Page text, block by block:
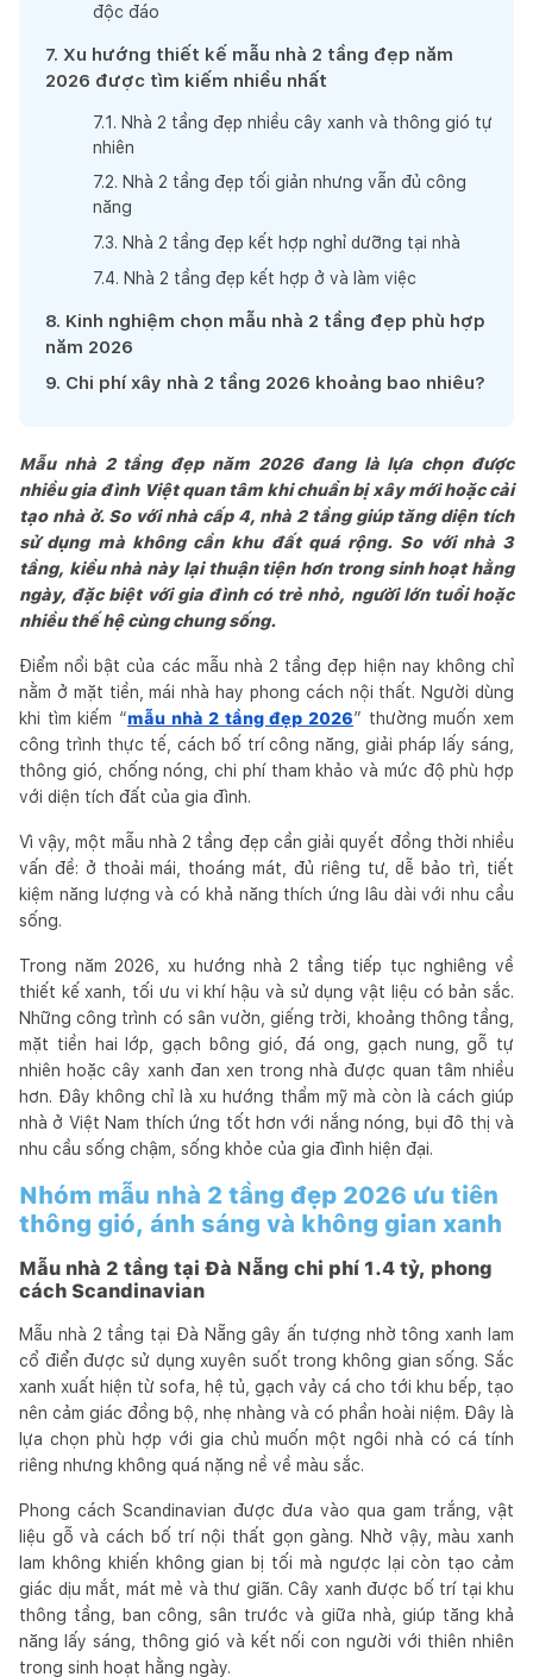
độc đáo
7. Xu hướng thiết kế mẫu nhà 2 tầng đẹp năm
2026 được tìm kiếm nhiều nhất
7.1 . Nhà 2 tầng đẹp nhiều cây xanh và thông gió tự
nhiên
7.2. Nhà 2 tầng đẹp tối giản nhưng vẫn đủ công
năng
7.3. Nhà 2 tầng đẹp kết hợp nghỉ dưỡng tại nhà
7.4. Nhà 2 tầng đẹp kết hợp ở và làm việc
8. Kinh nghiệm chọn mẫu nhà 2 tầng đẹp phù hợp
năm 2026
9. Chi phí xây nhà 2 tầng 2026 khoảng bao nhiêu?
Mẫu nhà 2 tầng đẹp năm 2026 đang là lựa chọn được
nhiều gia đình Việt quan tâm khi chuẩn bị xây mới hoặc cải
tạo nhà ở. So với nhà cấp 4, nhà 2 tầng giúp tăng diện tích
sử dụng mà không cần khu đất quá rộng. So với nhà 3
tầng, kiểu nhà này lại thuận tiện hơn trong sinh hoạt hằng
ngày, đặc biệt với gia đình có trẻ nhỏ, người lớn tuổi hoặc
nhiều thế hệ cùng chung sống.
Điểm nổi bật của các mẫu nhà 2 tầng đẹp hiện nay không chỉ
nằm ở mặt tiền, mái nhà hay phong cách nội thất. Người dùng
khi tìm kiếm “mẫu nhà 2 tầng đẹp 2026” thường muốn xem
công trình thực tế, cách bố trí công năng, giải pháp lấy sáng,
thông gió, chống nóng, chi phí tham khảo và mức độ phù hợp
với diện tích đất của gia đình.
Vì vậy, một mẫu nhà 2 tầng đẹp cần giải quyết đồng thời nhiều
vấn đề: ở thoải mái, thoáng mát, đủ riêng tư, dễ bảo trì, tiết
kiệm năng lượng và có khả năng thích ứng lâu dài với nhu cầu
sống.
Trong năm 2026, xu hướng nhà 2 tầng tiếp tục nghiêng về
thiết kế xanh, tối ưu vi khí hậu và sử dụng vật liệu có bản sắc.
Những công trình có sân vườn, giếng trời, khoảng thông tầng,
mặt tiền hai lớp, gạch bông gió, đá ong, gạch nung, gỗ tự
nhiên hoặc cây xanh đan xen trong nhà được quan tâm nhiều
hơn. Đây không chỉ là xu hướng thẩm mỹ mà còn là cách giúp
nhà ở Việt Nam thích ứng tốt hơn với nắng nóng, bụi đô thị và
nhu cầu sống chậm, sống khỏe của gia đình hiện đại.
Nhóm mẫu nhà 2 tầng đẹp 2026 ưu tiên
thông gió, ánh sáng và không gian xanh
Mẫu nhà 2 tầng tại Đà Nẵng chi phí 1.4 tỷ, phong
cách Scandinavian
Mẫu nhà 2 tầng tại Đà Nẵng gây ấn tượng nhờ tông xanh lam
cổ điển được sử dụng xuyên suốt trong không gian sống. Sắc
xanh xuất hiện từ sofa, hệ tủ, gạch vảy cá cho tới khu bếp, tạo
nên cảm giác đồng bộ, nhẹ nhàng và có phần hoài niệm. Đây là
lựa chọn phù hợp với gia chủ muốn một ngôi nhà có cá tính
riêng nhưng không quá nặng nề về màu sắc.
Phong cách Scandinavian được đưa vào qua gam trắng, vật
liệu gỗ và cách bố trí nội thất gọn gàng. Nhờ vậy, màu xanh
lam không khiến không gian bị tối mà ngược lại còn tạo cảm
giác dịu mắt, mát mẻ và thư giãn. Cây xanh được bố trí tại khu
thông tầng, ban công, sân trước và giữa nhà, giúp tăng khả
năng lấy sáng, thông gió và kết nối con người với thiên nhiên
trong sinh hoạt hằng ngày.